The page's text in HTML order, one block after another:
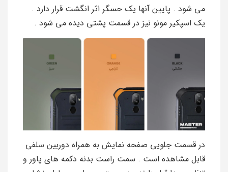
می شود . پایین آنها یک حسگر اثر انگشت قرار دارد .
یک اسپکیر مونو نیز در قسمت پشتی دیده می شود .
در قسمت جلویی صفحه نمایش به همراه دوربین سلفی
قابل مشاهده است . سمت راست بدنه دکمه های پاور و